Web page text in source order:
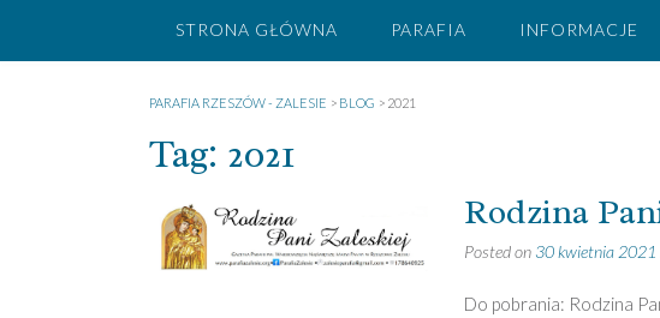
STRONA GŁÓWNA PARAFIA INFORMACJE
PARAFIA RZESZÓW - ZALESIE > BLOG > 2021
Tag: 2021
Rodzina
Posted on 30 kwietnia 2021
Do pobrania: Rodzina